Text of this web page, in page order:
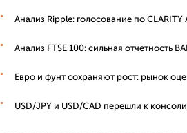
Анализ Ripple: голосование по
Анализ FTSE 100: сильная отчетность
Евро и фунт сохраняют рост: рынок
USD/JPY и USD/CAD перешли к